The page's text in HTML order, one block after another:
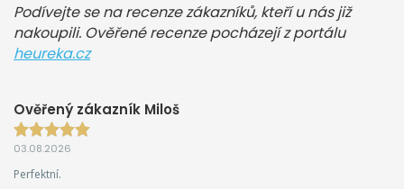
Podívejte se na recenze zákazníků, kteří u nás již
nakoupili. Ověřené recenze pocházejí z portálu
heureka.cz
Ověřený zákazník Miloš
03.08.2026
Perfektní.